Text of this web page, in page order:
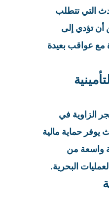
التي تتطلب
أن تؤدي إلى
مع عواقب بعيدة
الزاوية في
يوفر حماية مالية
واسعة من
البحرية.